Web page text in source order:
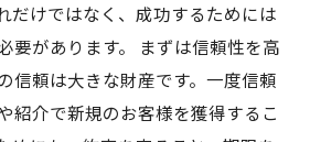
だけではなく、成功するためには
要があります。 まずは信頼性を高
信頼は大きな財産です。一度信頼
紹介で新規のお客様を獲得するこ